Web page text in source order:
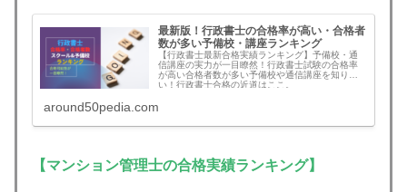
最新版！行政書士の合格率が高い・合格者
数が多い予備校・講座ランキング
【行政書士最新合格実績ランキング】予備校・通
信講座の実力が一目瞭然！行政書士試験の合格率
が高い合格者数が多い予備校や通信講座を知りた
い！行政書士合格の近道はここ。
around50pedia.com
【マンション管理士の合格実績ランキング】